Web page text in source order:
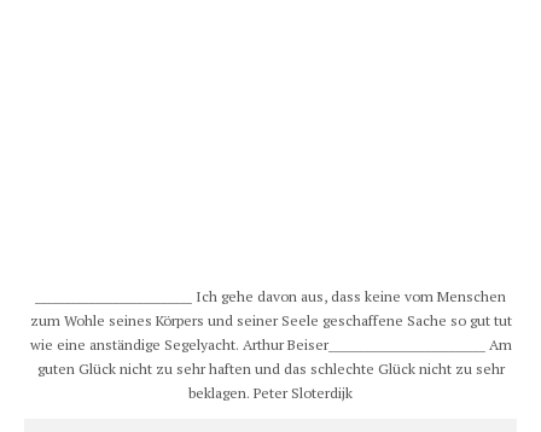
__________________________ Ich gehe davon aus, dass keine vom Menschen
zum Wohle seines Körpers und seiner Seele geschaffene Sache so gut tut
wie eine anständige Segelyacht. Arthur Beiser__________________________ Am
guten Glück nicht zu sehr haften und das schlechte Glück nicht zu sehr
beklagen. Peter Sloterdijk